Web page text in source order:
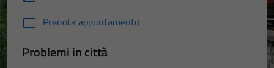
Prenota appuntamento
Problemi in città